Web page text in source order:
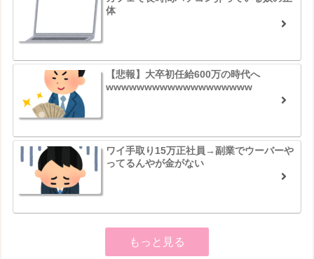
体
【悲報】大卒初任給600万の時代へ
wwwwwwwwwwwwwwwwwww
ワイ手取り15万正社員→副業でウーバーや
ってるんやが金がない
もっと見る